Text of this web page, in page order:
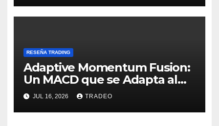
RESEÑA TRADING
Adaptive Momentum Fusion:
Un MACD que se Adapta al
Mercado
JUL 16, 2026 TRADEO